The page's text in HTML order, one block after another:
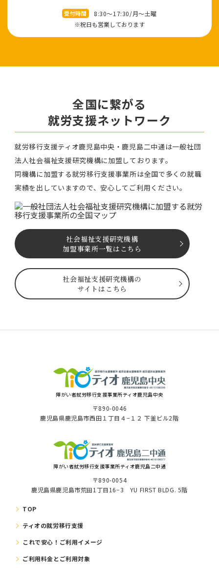
受付時間
8:30～17:30/⽉〜⼟曜
※祝⽇も営業しております
全国に繋がる
就労⽀援ネットワーク
就労移⾏⽀援ティオ⿅児島中央・鹿児島二中通は⼀般社団
法⼈社会福祉⽀援研究機構に加盟しております。
同機構に加盟する就労移⾏⽀援事業所は全国で多くの就職
実績を出していますので、安⼼してご利⽤ください。
社会福祉⽀援研究機構
加盟事業所一覧はこちら
社会福祉⽀援研究機構の
サイトはこちら
障がい者就労移⾏⽀援事業所ティオ⿅児島中央
〒890-0046
⿅児島県⿅児島市⻄⽥１丁⽬４−１２ 下釜ビル2階
障がい者就労移⾏⽀援事業所ティオ鹿児島二中通
〒890-0054
鹿児島県鹿児島市荒田1丁目16−3 YU FIRST BLDG. 5階
TOP
ティオの就労移⾏⽀援
これで安⼼！ご利⽤イメージ
ご利⽤料⾦とご利⽤対象